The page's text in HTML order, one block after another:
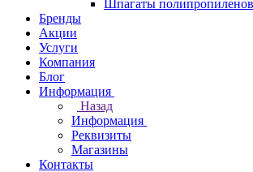
Шпагаты
Бренды
Акции
Услуги
Компания
Блог
Информация
Назад
Информация
Реквизиты
Магазины
Контакты